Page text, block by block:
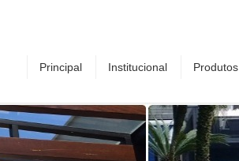
Principal Institucional Produtos